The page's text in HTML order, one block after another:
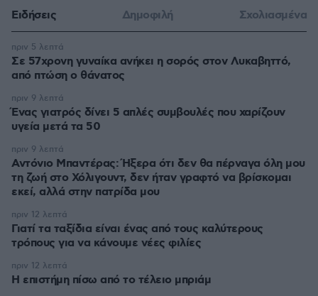
Ειδήσεις Δημοφιλή Σχολιασμένα
Σε 57χρονη γυναίκα ανήκει η σορός στον Λυκαβηττό,
από πτώση ο θάνατος
πριν 5 λεπτά
Ένας γιατρός δίνει 5 απλές συμβουλές που χαρίζουν
υγεία μετά τα 50
πριν 9 λεπτά
Αντόνιο Μπαντέρας: Ήξερα ότι δεν θα πέρναγα όλη μου
τη ζωή στο Χόλιγουντ, δεν ήταν γραφτό να βρίσκομαι
εκεί, αλλά στην πατρίδα μου
πριν 9 λεπτά
Γιατί τα ταξίδια είναι ένας από τους καλύτερους
τρόπους για να κάνουμε νέες φιλίες
πριν 12 λεπτά
Η επιστήμη πίσω από το τέλειο μπριάμ
πριν 12 λεπτά